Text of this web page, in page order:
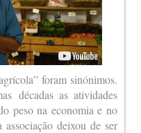
foram sinónimos.
décadas as atividades
peso na economia e no
associação deixou de ser